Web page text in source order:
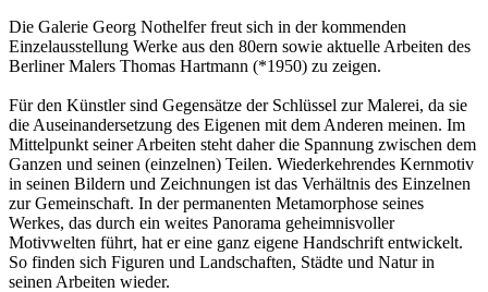
Die Galerie Georg Nothelfer freut sich in der kommenden
Einzelausstellung Werke aus den 80ern sowie aktuelle Arbeiten des
Berliner Malers Thomas Hartmann (*1950) zu zeigen.
Für den Künstler sind Gegensätze der Schlüssel zur Malerei, da sie
die Auseinandersetzung des Eigenen mit dem Anderen meinen. Im
Mittelpunkt seiner Arbeiten steht daher die Spannung zwischen dem
Ganzen und seinen (einzelnen) Teilen. Wiederkehrendes Kernmotiv
in seinen Bildern und Zeichnungen ist das Verhältnis des Einzelnen
zur Gemeinschaft. In der permanenten Metamorphose seines
Werkes, das durch ein weites Panorama geheimnisvoller
Motivwelten führt, hat er eine ganz eigene Handschrift entwickelt.
So finden sich Figuren und Landschaften, Städte und Natur in
seinen Arbeiten wieder.